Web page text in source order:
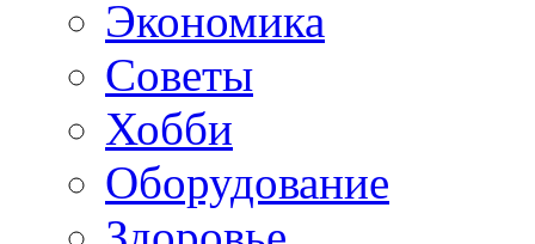
Экономика
Советы
Хобби
Oборудование